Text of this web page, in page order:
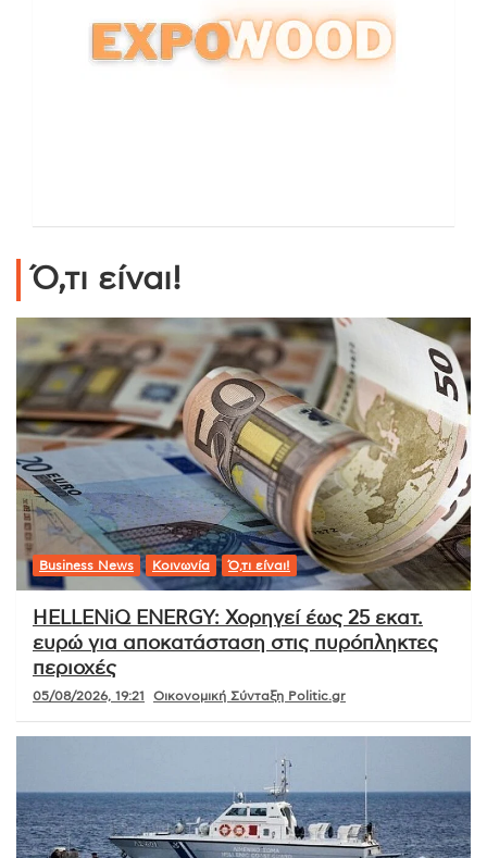
Ό,τι είναι!
Business News Κοινωνία Ό,τι είναι!
HELLENiQ ENERGY: Χορηγεί έως 25 εκατ.
ευρώ για αποκατάσταση στις πυρόπληκτες
περιοχές
05/08/2026, 19:21 Οικονομική Σύνταξη Politic.gr